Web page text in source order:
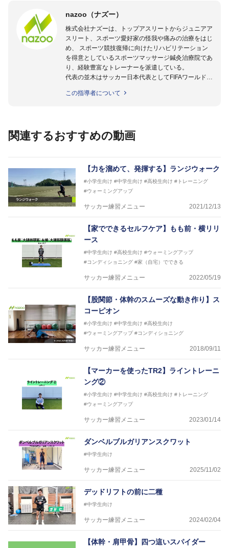
nazoo（ナズー）
株式会社ナズーは、トップアスリートからジュニアア
スリート、スポーツ愛好家の怪我や痛みの治療をはじ
め、 スポーツ競技復帰に向けたリハビリテーション
を得意としているスポーツマッサージ鍼灸治療院であ
り、経験豊富なトレーナーを派遣している。
代表の並木はサッカー日本代表としてFIFAワールドカ
のほかU-23日本代表のアスレティックトレーナーと
世代のサッカーを中心に、WJBL、社会人ラグビー、
を派遣している。
さらには講演会やセミナー、専門学校などの教育機関
に講師を派遣するなど後進育成にも力を入れている。
「一人一人の健康な人生をサポートする」を企業理念
として掲げ、世の中の人々の『健康』をあらゆる方向
生きと」生きる、そんな『健康な人生』をサポートし
ている。
この指導者について
関連するおすすめの動画
【力を溜めて、発揮する】ランジウォーク
#小学生向け #中学生向け #高校生向け #トレーニング
#ウォーミングアップ
サッカー練習メニュー 2021/12/13
【家でできるセルフケア】もも前・横リリ
ース
#中学生向け #高校生向け #ウォーミングアップ
#コンディショニング #家（自宅）でできる
サッカー練習メニュー 2022/05/19
【股関節・体幹のスムーズな動き作り】ス
コーピオン
#小学生向け #中学生向け #高校生向け
#ウォーミングアップ #コンディショニング
サッカー練習メニュー 2018/09/11
【マーカーを使ったTR2】ライントレーニ
ング②
#小学生向け #中学生向け #高校生向け #トレーニング
#ウォーミングアップ
サッカー練習メニュー 2023/01/14
ダンベルブルガリアンスクワット
#中学生向け
サッカー練習メニュー 2025/11/02
デッドリフトの前に二種
#中学生向け
サッカー練習メニュー 2024/02/04
【体幹・肩甲骨】四つ這いスパイダー